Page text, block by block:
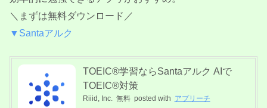
＼まずは無料ダウンロード／
▼Santaアルク
TOEIC®学習ならSantaアルク AIで
TOEIC®対策
Riiid, Inc. 無料 posted with アプリーチ